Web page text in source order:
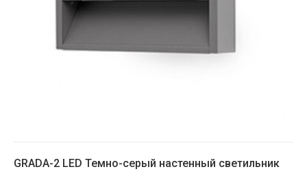
GRADA-2 LED Темно-серый настенный светильник